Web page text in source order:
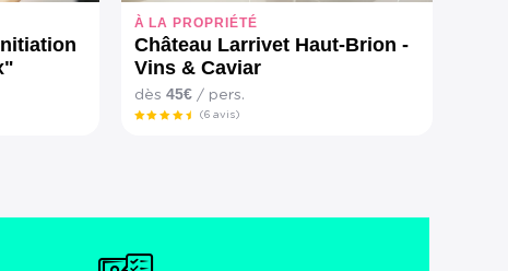
À LA PROPRIÉTÉ
Château Larrivet Haut-Brion -
Vins & Caviar
dès 45€/ pers.
(6 avis)